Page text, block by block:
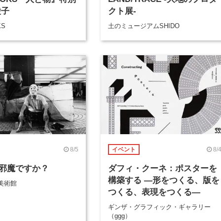
クト展-
土のミュージアムSHIDO
8/5
魔ですか？
術館
イベント 8/4
ダフィ・クーネ：ポスターを
構築する ―形をつくる、版を
つくる、表現をつくる―
ギンザ・グラフィック・ギャラリー
（ggg）